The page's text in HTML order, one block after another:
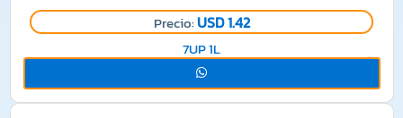
Precio: USD 1.42
7UP 1L